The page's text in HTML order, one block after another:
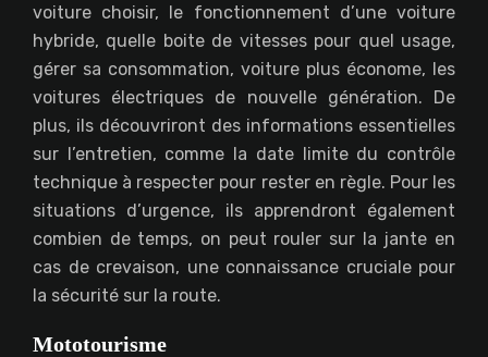
voiture choisir, le fonctionnement d’une voiture
hybride, quelle boite de vitesses pour quel usage,
gérer sa consommation, voiture plus économe, les
voitures électriques de nouvelle génération. De
plus, ils découvriront des informations essentielles
sur l’entretien, comme la date limite du contrôle
technique à respecter pour rester en règle. Pour les
situations d’urgence, ils apprendront également
combien de temps, on peut rouler sur la jante en
cas de crevaison, une connaissance cruciale pour
la sécurité sur la route.
Mototourisme